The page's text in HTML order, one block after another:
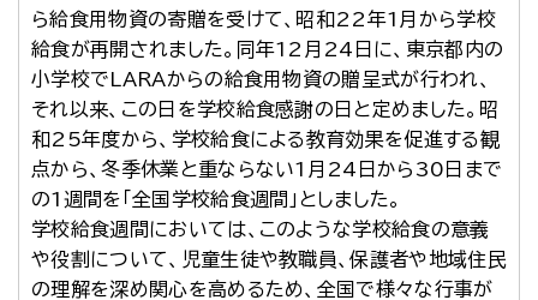
ら給食用物資の寄贈を受けて、昭和22年1月から学校
給食が再開されました。同年12月24日に、東京都内の
小学校でLARAからの給食用物資の贈呈式が行われ、
それ以来、この日を学校給食感謝の日と定めました。昭
和25年度から、学校給食による教育効果を促進する観
点から、冬季休業と重ならない1月24日から30日まで
の1週間を「全国学校給食週間」としました。
学校給食週間においては、このような学校給食の意義
や役割について、児童生徒や教職員、保護者や地域住民
の理解を深め関心を高めるため、全国で様々な行事が